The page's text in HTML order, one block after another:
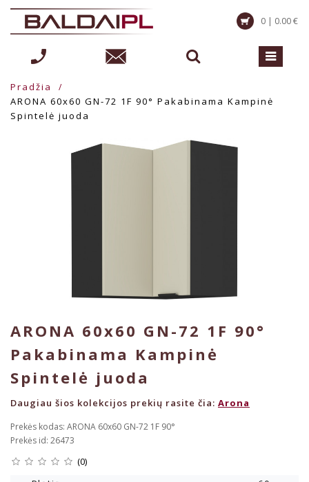
0 | 0.00 €
Pradžia
ARONA 60x60 GN-72 1F 90° Pakabinama Kampinė
Spintelė juoda
ARONA 60x60 GN-72 1F 90°
Pakabinama Kampinė
Spintelė juoda
Daugiau šios kolekcijos prekių rasite čia: Arona
Prekės kodas: ARONA 60x60 GN-72 1F 90°
Prekės id: 26473
(0)